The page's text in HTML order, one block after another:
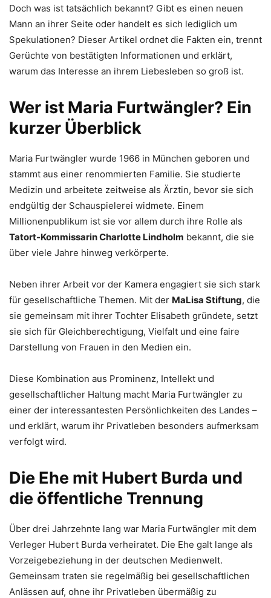
Doch was ist tatsächlich bekannt? Gibt es einen neuen
Mann an ihrer Seite oder handelt es sich lediglich um
Spekulationen? Dieser Artikel ordnet die Fakten ein, trennt
Gerüchte von bestätigten Informationen und erklärt,
warum das Interesse an ihrem Liebesleben so groß ist.
Wer ist Maria Furtwängler? Ein
kurzer Überblick
Maria Furtwängler wurde 1966 in München geboren und
stammt aus einer renommierten Familie. Sie studierte
Medizin und arbeitete zeitweise als Ärztin, bevor sie sich
endgültig der Schauspielerei widmete. Einem
Millionenpublikum ist sie vor allem durch ihre Rolle als
Tatort-Kommissarin Charlotte Lindholm bekannt, die sie
über viele Jahre hinweg verkörperte.
Neben ihrer Arbeit vor der Kamera engagiert sie sich stark
für gesellschaftliche Themen. Mit der MaLisa Stiftung, die
sie gemeinsam mit ihrer Tochter Elisabeth gründete, setzt
sie sich für Gleichberechtigung, Vielfalt und eine faire
Darstellung von Frauen in den Medien ein.
Diese Kombination aus Prominenz, Intellekt und
gesellschaftlicher Haltung macht Maria Furtwängler zu
einer der interessantesten Persönlichkeiten des Landes –
und erklärt, warum ihr Privatleben besonders aufmerksam
verfolgt wird.
Die Ehe mit Hubert Burda und
die öffentliche Trennung
Über drei Jahrzehnte lang war Maria Furtwängler mit dem
Verleger Hubert Burda verheiratet. Die Ehe galt lange als
Vorzeigebeziehung in der deutschen Medienwelt.
Gemeinsam traten sie regelmäßig bei gesellschaftlichen
Anlässen auf, ohne ihr Privatleben übermäßig zu